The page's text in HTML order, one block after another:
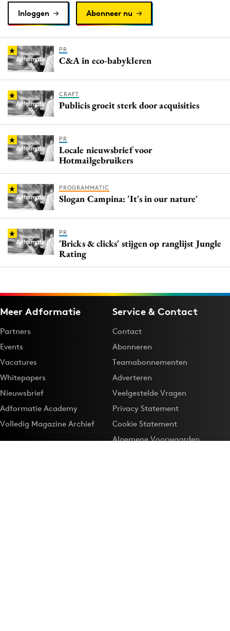
Purpose Marketing
Reputatie & crisis
Inloggen Abonneer nu
PR
C&A in eco-babykleren
CRAFT
Publicis groeit sterk door acquisities
PR
Locale nieuwsbrief voor
Hotmailgebruikers
PROGRAMMATIC
Slogan Campina: 'It's in our nature'
PR
'Bricks & clicks' stijgen op ranglijst Jungle
Rating
Meer Adformatie
Partners
Events
Vacatures
Whitepapers
Nieuwsbrief
Adformatie Academy
Volledig Magazine Archief
Service & Contact
Contact
Abonneren
Teamabonnementen
Adverteren
Veelgestelde Vragen
Privacy Statement
Cookie Statement
Algemene Voorwaarden